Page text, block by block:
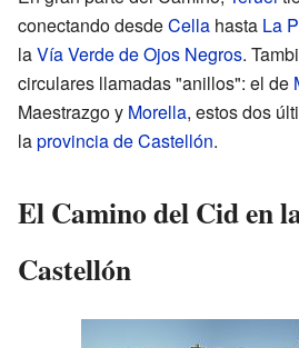
conectando desdeCella hasta La
laVía Verde de Ojos Negros.
circulares llamadas "anillos": el de
Maestrazgo y Morella, estos dos
laprovincia de Castellón.
El Camino del Cid en
Castellón